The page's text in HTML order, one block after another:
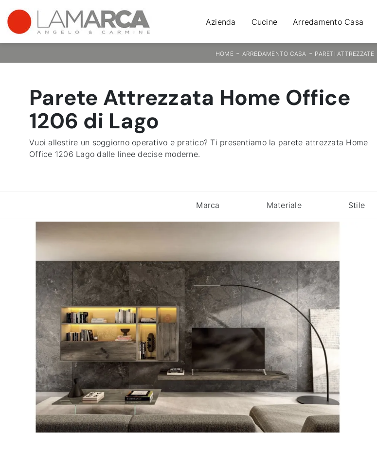
Azienda Cucine Arredamento Casa
HOME- ARREDAMENTO CASA - PARETI ATTREZZATE
Parete Attrezzata Home Office
1206 di Lago
Vuoi allestire un soggiorno operativo e pratico? Ti presentiamo la parete attrezzata Home
Office 1206 Lago dalle linee decise moderne.
Marca Materiale Stile